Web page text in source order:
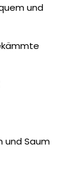
und
und Saum